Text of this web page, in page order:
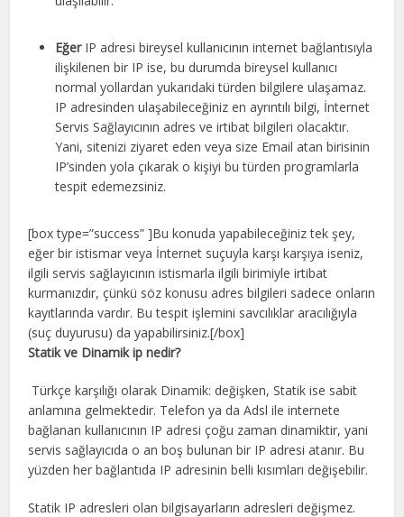
EğerIP adresi bireysel kullanıcının internet bağlantısıyla
ilişkilenen bir IP ise, bu durumda bireysel kullanıcı
normal yollardan yukarıdaki türden bilgilere ulaşamaz.
IP adresinden ulaşabileceğiniz en ayrıntılı bilgi, İnternet
Servis Sağlayıcının adres ve irtibat bilgileri olacaktır.
Yani, sitenizi ziyaret eden veya size Email atan birisinin
IP’sinden yola çıkarak o kişiyi bu türden programlarla
tespit edemezsiniz.
[box type=”success” ]Bu konuda yapabileceğiniz tek şey,
eğer bir istismar veya İnternet suçuyla karşı karşıya iseniz,
ilgili servis sağlayıcının istismarla ilgili birimiyle irtibat
kurmanızdır, çünkü söz konusu adres bilgileri sadece onların
kayıtlarında vardır. Bu tespit işlemini savcılıklar aracılığıyla
(suç duyurusu) da yapabilirsiniz.[/box]
Statik ve Dinamik ip nedir?
Türkçe karşılığı olarak Dinamik: değişken, Statik ise sabit
anlamına gelmektedir. Telefon ya da Adsl ile internete
bağlanan kullanıcının IP adresi çoğu zaman dinamiktir, yani
servis sağlayıcıda o an boş bulunan bir IP adresi atanır. Bu
yüzden her bağlantıda IP adresinin belli kısımları değişebilir.
Statik IP adresleri olan bilgisayarların adresleri değişmez.